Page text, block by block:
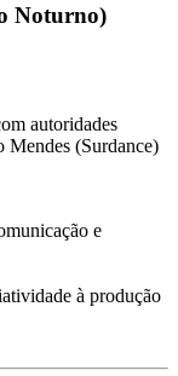
Noturno)
autoridades
Mendes (Surdance)
e
à produção